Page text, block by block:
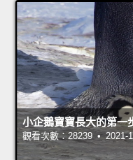
小企鵝寶寶長大的第一
觀看次數：28239 • 2021-